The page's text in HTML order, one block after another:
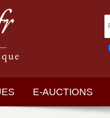
E-AUCTIONS